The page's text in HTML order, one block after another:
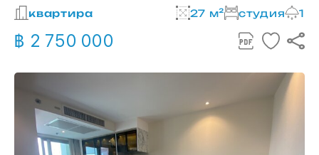
квартира 27 м² студия 1
฿ 2 750 000